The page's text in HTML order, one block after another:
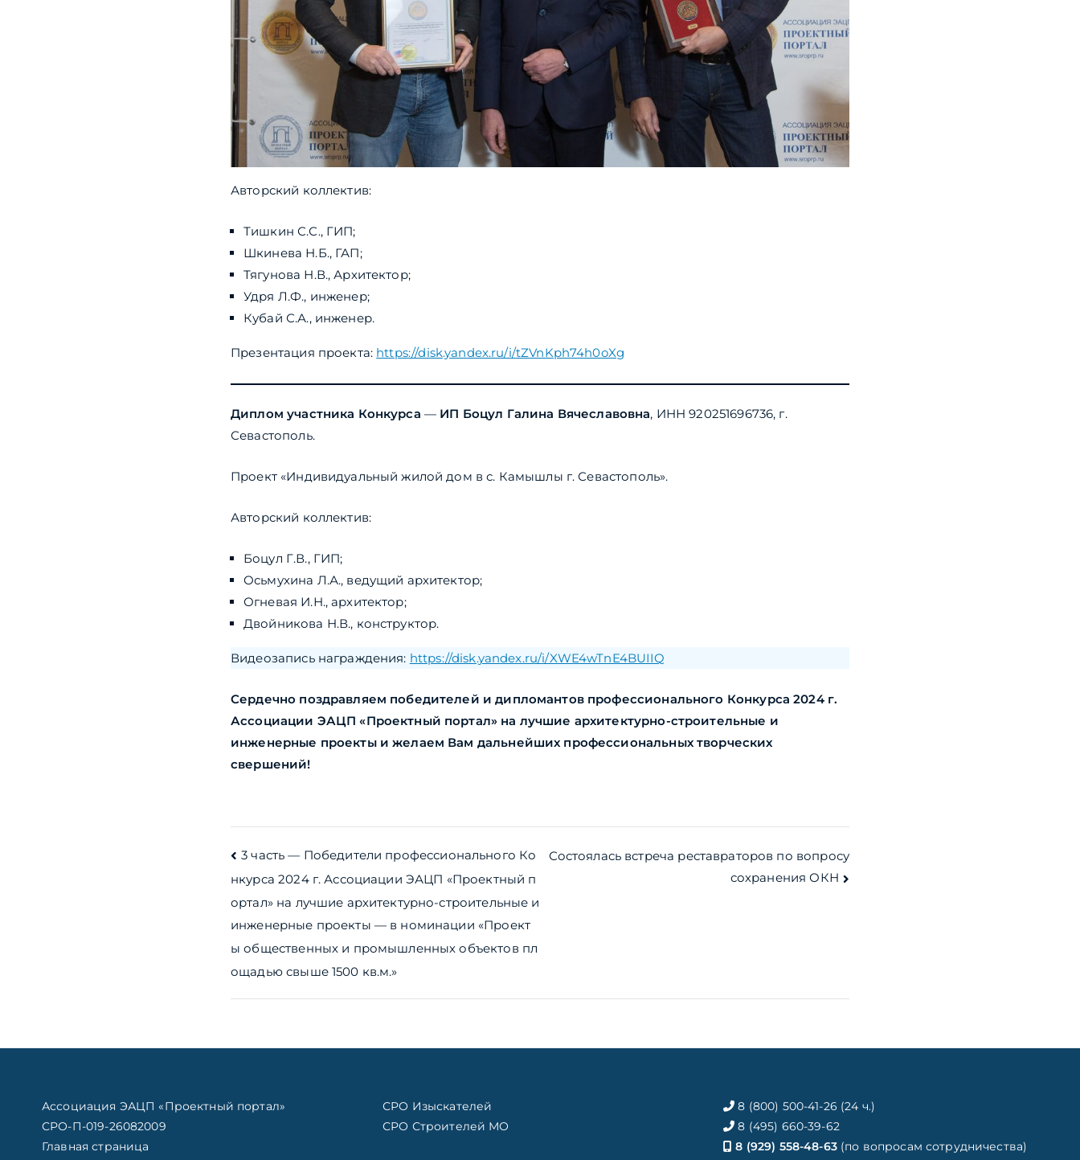
Авторский коллектив:
Тишкин С.С., ГИП;
Шкинева Н.Б., ГАП;
Тягунова Н.В., Архитектор;
Удря Л.Ф., инженер;
Кубай С.А., инженер.
Презентация проекта: https://disk.yandex.ru/i/tZVnKph74h0oXg
Диплом участника Конкурса — ИП Боцул Галина Вячеславовна, ИНН 920251696736, г.
Севастополь.
Проект «Индивидуальный жилой дом в с. Камышлы г. Севастополь».
Авторский коллектив:
Боцул Г.В., ГИП;
Осьмухина Л.А., ведущий архитектор;
Огневая И.Н., архитектор;
Двойникова Н.В., конструктор.
Видеозапись награждения: https://disk.yandex.ru/i/XWE4wTnE4BUIIQ
Сердечно поздравляем победителей и дипломантов профессионального Конкурса 2024 г.
Ассоциации ЭАЦП «Проектный портал» на лучшие архитектурно-строительные и
инженерные проекты и желаем Вам дальнейших профессиональных творческих
свершений!
Навигация
по
записям
3 часть — Победители профессионального Ко
нкурса 2024 г. Ассоциации ЭАЦП «Проектный п
ортал» на лучшие архитектурно-строительные и
инженерные проекты — в номинации «Проект
ы общественных и промышленных объектов пл
ощадью свыше 1500 кв.м.»
Состоялась встреча реставраторов по вопросу
сохранения ОКН
Ассоциация ЭАЦП «Проектный портал»
СРО-П-019-26082009
Главная страница
СРО Изыскателей
СРО Строителей МО
8 (800) 500-41-26 (24 ч.)
8 (495) 660-39-62
8 (929) 558-48-63(по вопросам сотрудничества)